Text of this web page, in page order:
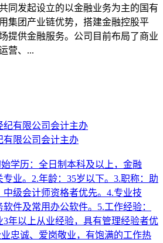
同发起设立的以金融业务为主的国有
集团产业链优势，搭建金融控股平
提供金融服务。公司目前布局了商业
营、...
有限公司会计主办
学历：全日制本科及以上，金融
业。2.年龄：35岁以下。3.职称：助
级会计师资格者优先。4.专业技
件及常用办公软件。5.工作经验：
3年以上从业经验，具有管理经验者优
忠诚、爱岗敬业，有饱满的工作热